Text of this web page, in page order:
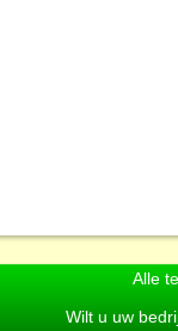
Alle
Wilt u uw